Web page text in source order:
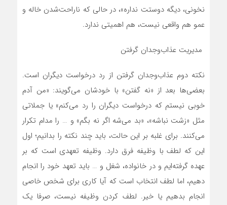
نخونی، دیگه دوستت نداره»، در حالی که ناراحت‌شدن خاله و
عمو هم واقعی نیست، هم اهمیتی ندارد.
مدیریت عذاب‌وجدان گرفتن
نکته دوم عذاب‌وجدان گرفتن از رد درخواست دیگران است.
بعضی‌ها بعد از «نه گفتن» با خودشان می‌گویند: «من آدم
خوبی نیستم که درخواست دیگران را رد می‌کنم» یا جملاتی
مثل «زشت نباشه»، «بد می‌شه اگر نه بگم» و … را مدام تکرار
می‌کنند. برای غلبه بر این حالت، باید چند نکته را بدانیم؛ اول
این که لطف با وظیفه فرق دارد. وظیفه تعهدی است که بر
عهده گرفته‌ایم و در خانواده، شغل و … باید تعهد خود را انجام
دهیم، اما لطف انتخاب است که آیا کاری برای شخص خاصی
انجام بدهیم یا خیر. لطف کردن وظیفه نیست، صرفا یک